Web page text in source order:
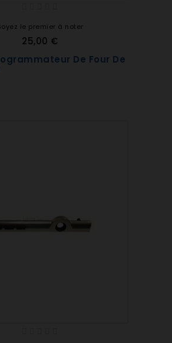
le premier à noter
25,00 €
De Four De